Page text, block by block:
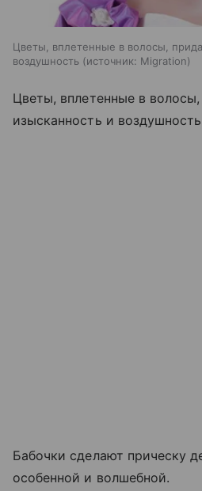
Цветы, вплетенные в волосы,
воздушность
источник: Migration
Цветы, вплетенные в
изысканность и воздушность
Бабочки сделают прическу
особенной и волшебной.